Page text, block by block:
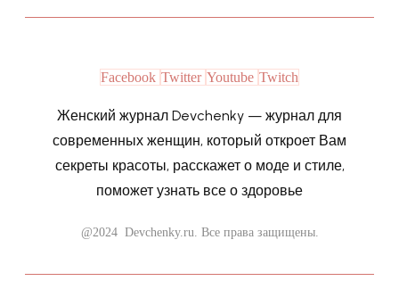
Facebook Twitter Youtube Twitch
Женский журнал Devchenky — журнал для
современных женщин, который откроет Вам
секреты красоты, расскажет о моде и стиле,
поможет узнать все о здоровье
@2024 Devchenky.ru. Все права защищены.